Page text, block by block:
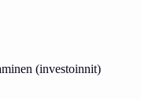
(investoinnit)